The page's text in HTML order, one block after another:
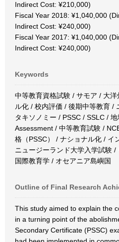
Indirect Cost: ¥210,000)
Fiscal Year 2018: ¥1,040,000
Indirect Cost: ¥240,000)
Fiscal Year 2017: ¥1,040,000
Indirect Cost: ¥240,000)
Keywords
中等教育資格試験 / サモア / 大
ル化 / 校内評価 / 後期中等教育 /
タキソノミー / PSSC / SSLC /
Assessment / 中等教育試験 /
格（PSSC） / ナショナル化 / イ
ニュージーランド大学入学試験 /
国際教育学 / オセアニア島嶼国
Outline of Final Research
This study aimed to explain the
in a turning point of the
Secondary Certificate (PSSC)